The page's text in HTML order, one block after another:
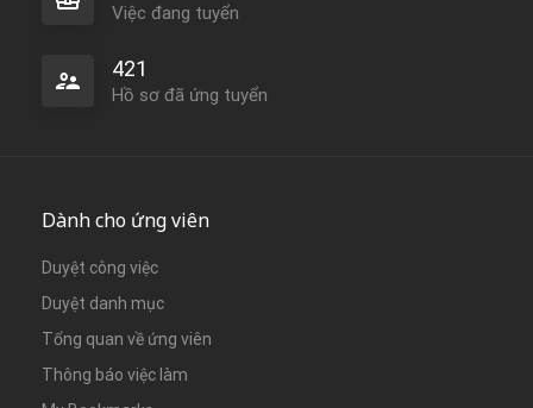
Việc đang tuyển
421
Hồ sơ đã ứng tuyển
Dành cho ứng viên
Duyệt công việc
Duyệt danh mục
Tổng quan về ứng viên
Thông báo việc làm